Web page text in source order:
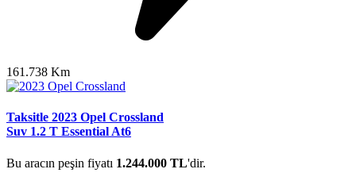
161.738 Km
Taksitle 2023 Opel Crossland
Suv 1.2 T Essential At6
Bu aracın peşin fiyatı 1.244.000 TL'dir.